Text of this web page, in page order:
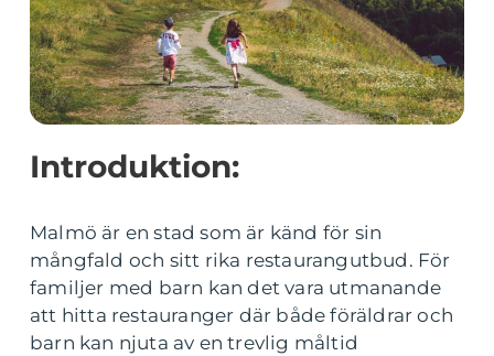
Introduktion:
Malmö är en stad som är känd för sin
mångfald och sitt rika restaurangutbud. För
familjer med barn kan det vara utmanande
att hitta restauranger där både föräldrar och
barn kan njuta av en trevlig måltid